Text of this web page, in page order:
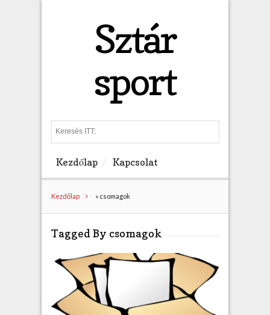
Sztár
sport
e
h
Kezdőlap Kapcsolat
Kezdőlap » csomagok
Tagged By csomagok